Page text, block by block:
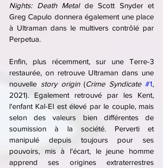
Nights: Death Metal de Scott Snyder et
Greg Capulo donnera également une place
à Ultraman dans le multivers contrôlé par
Perpetua.
Enfin, plus récemment, sur une Terre-3
restaurée, on retrouve Ultraman dans une
nouvelle story origin (Crime Syndicate #1,
2021). Egalement retrouvé par les Kent,
l'enfant Kal-El est élevé par le couple, mais
selon des valeurs bien différentes de
soumission à la société. Perverti et
manipulé depuis toujours pour ses
pouvoirs, mis à l'écart, le jeune homme
apprend ses origines extraterrestres